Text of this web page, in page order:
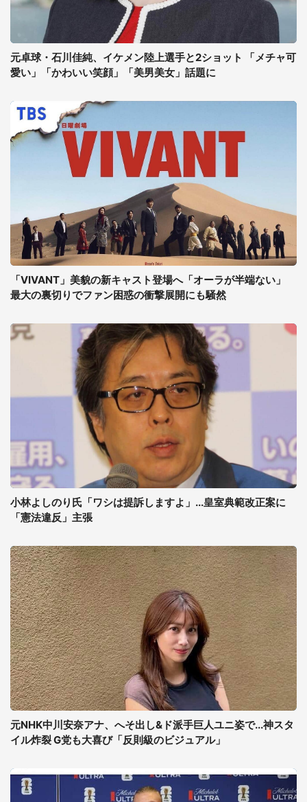
元卓球・石川佳純、イケメン陸上選手と2ショット 「メチャ可
愛い」「かわいい笑顔」「美男美女」話題に
「VIVANT」美貌の新キャスト登場へ「オーラが半端ない」
最大の裏切りでファン困惑の衝撃展開にも騒然
小林よしのり氏「ワシは提訴しますよ」...皇室典範改正案に
「憲法違反」主張
元NHK中川安奈アナ、へそ出し&ド派手巨人ユニ姿で...神スタ
イル炸裂 G党も大喜び「反則級のビジュアル」